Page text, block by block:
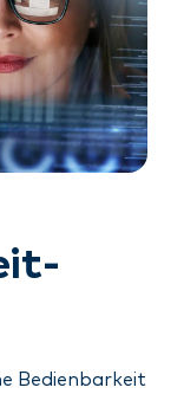
Bedienbarkeit